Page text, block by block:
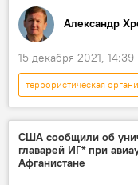
Александр
15 декабря 2021, 14:39
террористическая
Мнение
Узбекистан
угроза
США сообщили об
главарей ИГ* при
Афганистане